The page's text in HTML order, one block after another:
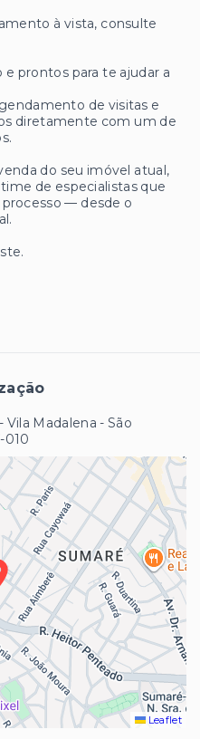
à vista, consulte
prontos para te ajudar a
de visitas e
diretamente com um de
do seu imóvel atual,
de especialistas que
— desde o
Madalena - São
010
Leaflet